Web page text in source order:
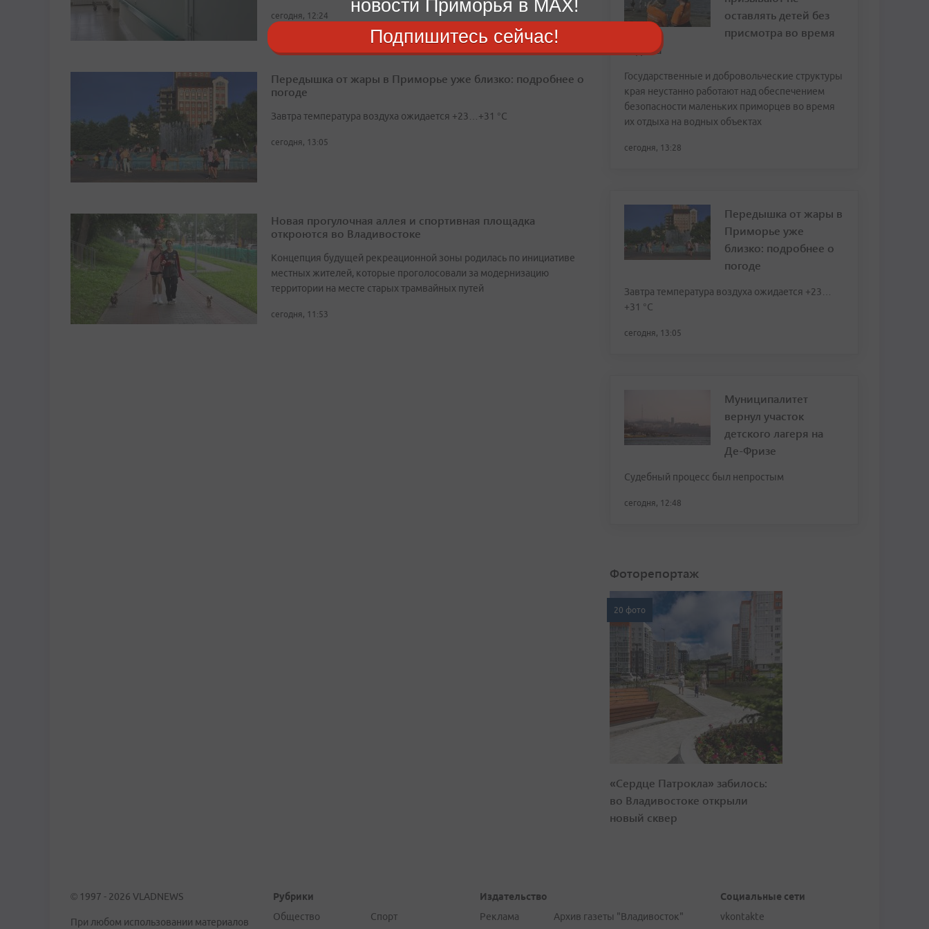
сегодня, 12:24
Передышка от жары в Приморье уже близко: подробнее о
погоде
Завтра температура воздуха ожидается +23…+31 °C
сегодня, 13:05
Новая прогулочная аллея и спортивная площадка
откроются во Владивостоке
Концепция будущей рекреационной зоны родилась по инициативе
местных жителей, которые проголосовали за модернизацию
территории на месте старых трамвайных путей
сегодня, 11:53
оставлять детей без
присмотра во время
отдыха
Государственные и добровольческие структуры
края неустанно работают над обеспечением
безопасности маленьких приморцев во время
их отдыха на водных объектах
сегодня, 13:28
Передышка от жары в
Приморье уже
близко: подробнее о
погоде
Завтра температура воздуха ожидается +23…
+31 °C
сегодня, 13:05
Муниципалитет
вернул участок
детского лагеря на
Де-Фризе
Судебный процесс был непростым
сегодня, 12:48
Фоторепортаж
20 фото
«Сердце Патрокла» забилось:
во Владивостоке открыли
новый сквер
© 1997 - 2026 VLADNEWS
При любом использовании материалов
Рубрики
Общество
Спорт
Издательство
Реклама
Архив газеты "Владивосток"
Социальные сети
vkontakte
новости Приморья в MAX!
Подпишитесь сейчас!